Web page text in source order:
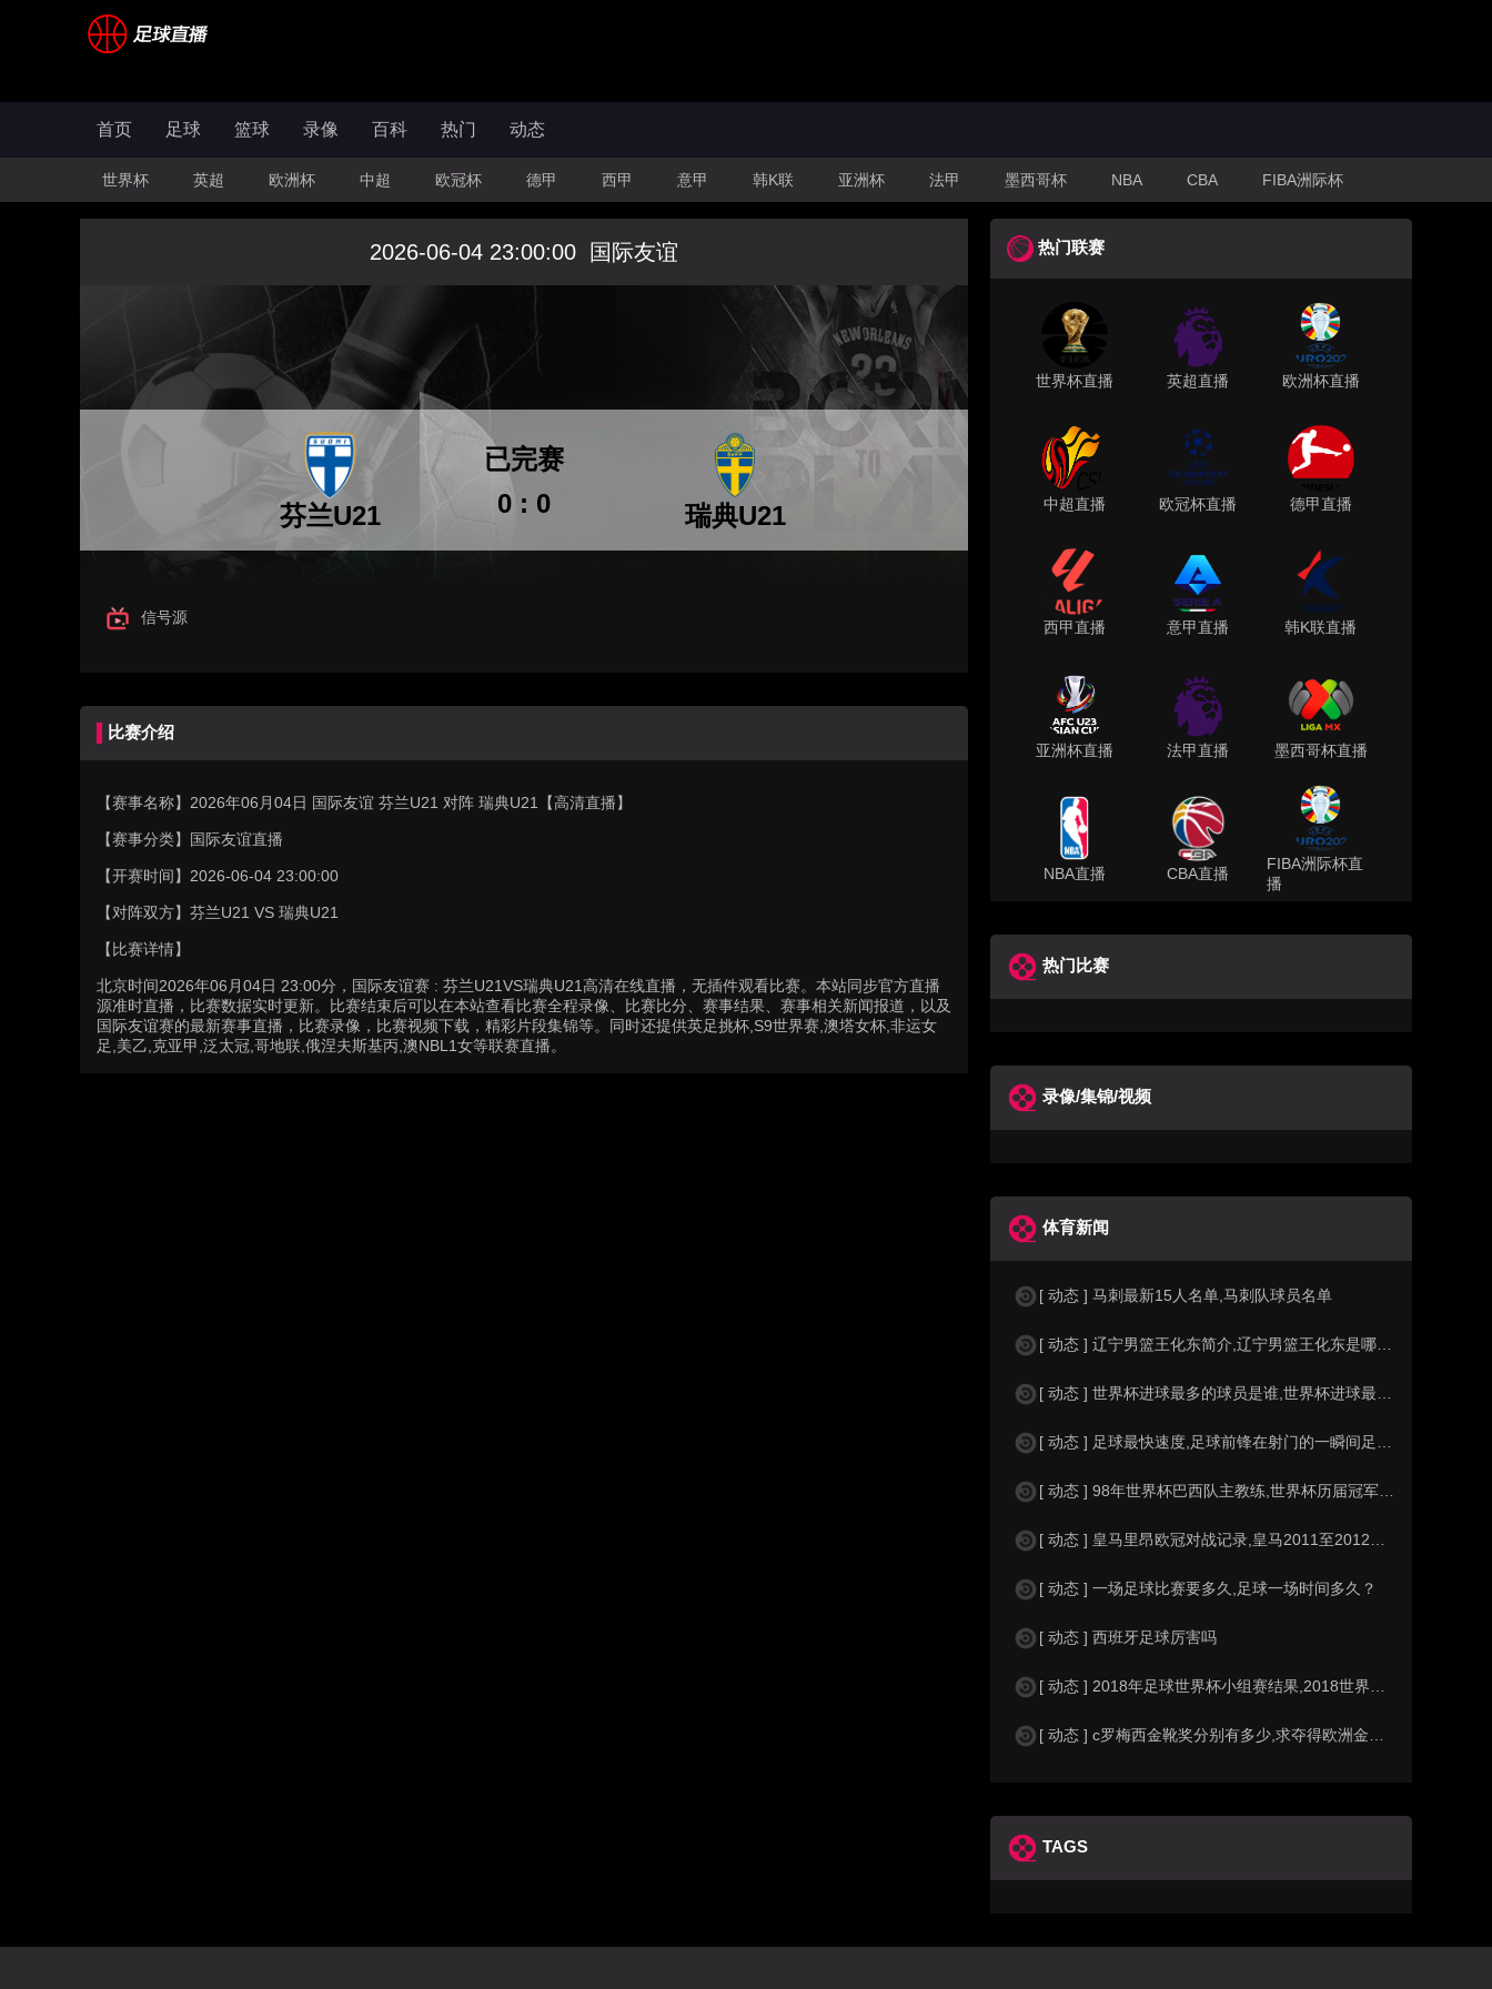
首页 足球 篮球 录像 百科 热门 动态
世界杯 英超 欧洲杯 中超 欧冠杯 德甲 西甲 意甲 韩K联 亚洲杯 法甲 墨西哥杯 NBA CBA FIBA洲际杯
2026-06-04 23:00:00 国际友谊
芬兰U21 0 : 0
已完赛
瑞典U21
信号源
比赛介绍
【赛事名称】 2026年06月04日 国际友谊 芬兰U21 对阵 瑞典U21【高清直播】
【赛事分类】 国际友谊直播
【开赛时间】 2026-06-04 23:00:00
【对阵双方】 芬兰U21 VS 瑞典U21
【比赛详情】
北京时间2026年06月04日 23:00分，国际友谊赛 : 芬兰U21VS瑞典U21高清在线直播，无插件观看比赛。本站同步官方直播
源准时直播，比赛数据实时更新。比赛结束后可以在本站查看比赛全程录像、比赛比分、赛事结果、赛事相关新闻报道，以及
国际友谊赛的最新赛事直播，比赛录像，比赛视频下载，精彩片段集锦等。同时还提供英足挑杯,S9世界赛,澳塔女杯,非运女
足,美乙,克亚甲,泛太冠,哥地联,俄涅夫斯基丙,澳NBL1女等联赛直播。
热门联赛
世界杯直播 英超直播 欧洲杯直播
中超直播 欧冠杯直播 德甲直播
西甲直播 意甲直播 韩K联直播
亚洲杯直播 法甲直播 墨西哥杯直播
NBA直播 CBA直播
FIBA洲际杯直
播
热门比赛
录像/集锦/视频
体育新闻
[ 动态 ] 马刺最新15人名单,马刺队球员名单
[ 动态 ] 辽宁男篮王化东简介,辽宁男篮王化东是哪里人？
[ 动态 ] 世界杯进球最多的球员是谁,世界杯进球最多的球员是谁？
[ 动态 ] 足球最快速度,足球前锋在射门的一瞬间足球的速度有多快？？
[ 动态 ] 98年世界杯巴西队主教练,世界杯历届冠军球队教练
[ 动态 ] 皇马里昂欧冠对战记录,皇马2011至2012欧冠赛程&nbs
[ 动态 ] 一场足球比赛要多久,足球一场时间多久？
[ 动态 ] 西班牙足球厉害吗
[ 动态 ] 2018年足球世界杯小组赛结果,2018世界杯中国进入a组
[ 动态 ] c罗梅西金靴奖分别有多少,求夺得欧洲金靴奖与各大联赛金靴奖最
TAGS